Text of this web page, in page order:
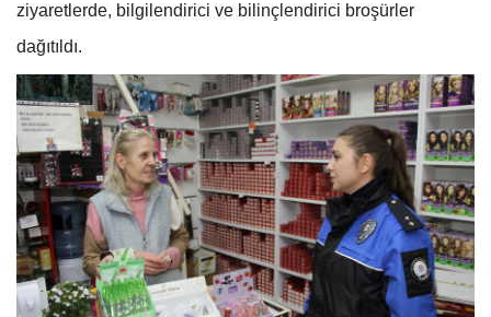
ziyaretlerde, bilgilendirici ve bilinçlendirici broşürler
dağıtıldı.